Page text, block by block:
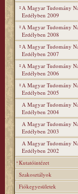
A Magyar Tudomány
Erdélyben 2009
A Magyar Tudomány
Erdélyben 2008
A Magyar Tudomány
Erdélyben 2007
A Magyar Tudomány
Erdélyben 2006
A Magyar Tudomány
Erdélyben 2005
A Magyar Tudomány
Erdélyben 2004
A Magyar Tudomány
Erdélyben 2003
A Magyar Tudomány
Erdélyben 2002
Kutatóintézet
Szakosztályok
Fiókegyesületek